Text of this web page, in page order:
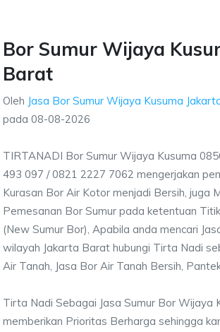
Bor Sumur Wijaya
Barat
Oleh Jasa Bor Sumur Wijaya Kusuma
pada 08-08-2026
TIRTANADI Bor Sumur Wijaya Kusuma
493 097 / 0821 2227 7062 mengerjakan
Kurasan Bor Air Kotor menjadi Bersih, juga
Pemesanan Bor Sumur pada ketentuan
(New Sumur Bor), Apabila anda mencari
wilayah Jakarta Barat hubungi Tirta Nadi
Air Tanah, Jasa Bor Air Tanah Bersih,
Tirta Nadi Sebagai Jasa Sumur Bor Wijaya
memberikan Prioritas Berharga sehingga